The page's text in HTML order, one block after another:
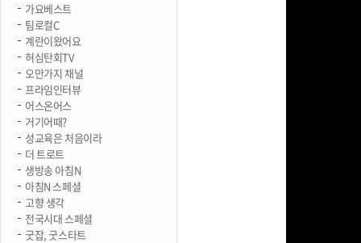
가요베스트
팀로컬C
계란이왔어요
허심탄회TV
오만가지 채널
프라임인터뷰
어스온어스
거기어때?
성교육은 처음이라
더 트로트
생방송 아침N
아침N 스페셜
고향 생각
전국시대 스페셜
굿잡, 굿스타트